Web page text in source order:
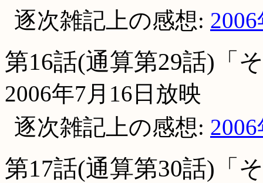
逐次雑記上の感想:
第16話(通算第29話)「
2006年7月16日放映
逐次雑記上の感想:
第17話(通算第30話)「